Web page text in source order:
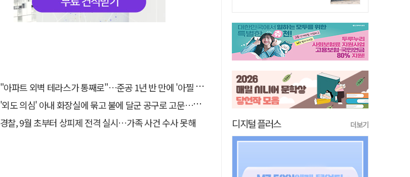
"아파트 외벽 테라스가 통째로"…준공 1년 반 만에 '아찔 사고'
'외도 의심' 아내 화장실에 묶고 불에 달군 공구로 고문…남편 검거
경찰, 9월 초부터 상피제 전격 실시…가족 사건 수사 못해 디지털 플러스 더보기